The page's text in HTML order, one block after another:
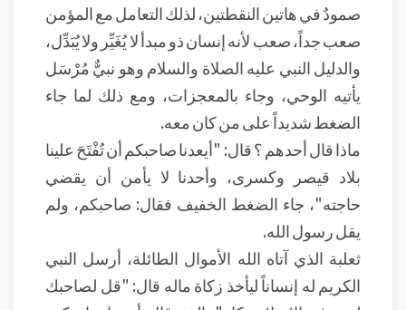
صمودٌ في هاتين النقطتين، لذلك التعامل مع المؤمن
صعب جداً، صعب لأنه إنسان ذو مبدأ لا يُغَيِّر ولا يُبَدِّل،
والدليل النبي عليه الصلاة والسلام وهو نبيٌّ مُرْسَل
يأتيه الوحي، وجاء بالمعجزات، ومع ذلك لما جاء
الضغط شديداً على من كان معه.
ماذا قال أحدهم ؟ قال: "أيعدنا صاحبكم أن تُفْتَحَ علينا
بلاد قيصر وكسرى، وأحدنا لا يأمن أن يقضي
حاجته"، جاء الضغط الخفيف فقال: صاحبكم، ولم
يقل رسول الله.
ثعلبة الذي آتاه الله الأموال الطائلة، أرسل النبي
الكريم له إنساناً ليأخذ زكاة ماله قال: "قل لصاحبك